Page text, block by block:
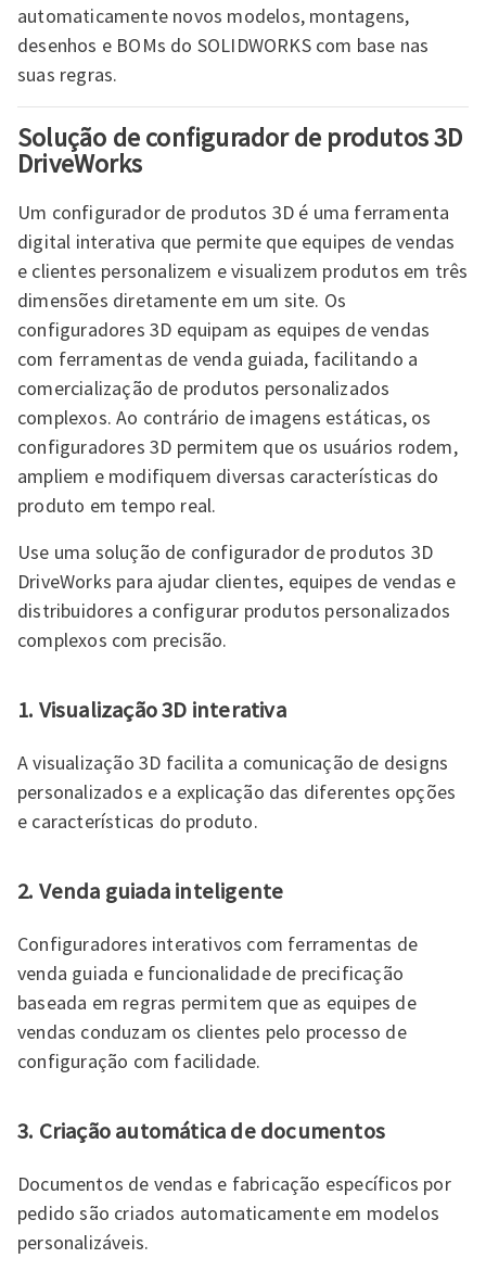
automaticamente novos modelos, montagens,
desenhos e BOMs do SOLIDWORKS com base nas
suas regras.
Solução de configurador de produtos 3D
DriveWorks
Um configurador de produtos 3D é uma ferramenta
digital interativa que permite que equipes de vendas
e clientes personalizem e visualizem produtos em três
dimensões diretamente em um site. Os
configuradores 3D equipam as equipes de vendas
com ferramentas de venda guiada, facilitando a
comercialização de produtos personalizados
complexos. Ao contrário de imagens estáticas, os
configuradores 3D permitem que os usuários rodem,
ampliem e modifiquem diversas características do
produto em tempo real.
Use uma solução de configurador de produtos 3D
DriveWorks para ajudar clientes, equipes de vendas e
distribuidores a configurar produtos personalizados
complexos com precisão.
1. Visualização 3D interativa
A visualização 3D facilita a comunicação de designs
personalizados e a explicação das diferentes opções
e características do produto.
2. Venda guiada inteligente
Configuradores interativos com ferramentas de
venda guiada e funcionalidade de precificação
baseada em regras permitem que as equipes de
vendas conduzam os clientes pelo processo de
configuração com facilidade.
3. Criação automática de documentos
Documentos de vendas e fabricação específicos por
pedido são criados automaticamente em modelos
personalizáveis.